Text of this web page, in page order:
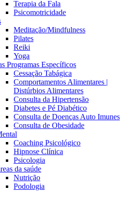
Terapia da Fala
Psicomotricidade
Meditação/Mindfulness
Pilates
Reiki
Yoga
Programas Específicos
Cessação Tabágica
Comportamentos Alimentares |
Distúrbios Alimentares
Consulta da Hipertensão
Diabetes e Pé Diabético
Consulta de Doenças Auto Imunes
Consulta de Obesidade
Coaching Psicológico
Hipnose Clínica
Psicologia
da saúde
Nutrição
Podologia